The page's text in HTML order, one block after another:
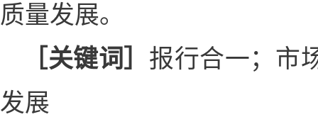
质量发展。
［关键词］ 报行合一；市
发展